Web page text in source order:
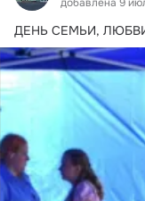
ДЕНЬ СЕМЬИ,